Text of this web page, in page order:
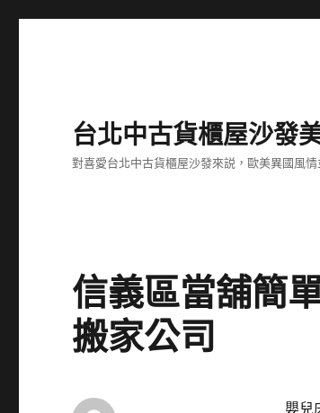
台北中古貨櫃屋沙發
對喜愛台北中古貨櫃屋沙發來説，歐美異國風
信義區當舖簡
搬家公司
嬰兒